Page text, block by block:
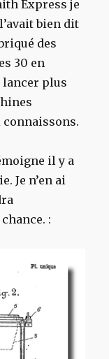
Express je
bien dit
des
30 en
lancer plus
il y a
Je n’en ai
: